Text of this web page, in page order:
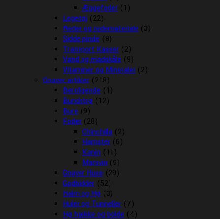
Æggefoder (1)
Legetøj (22)
Reder og redemateriale (3)
Sidde pinde (8)
Transport Kasser (2)
Vand og madskåle (9)
Vitaminer og Mineraler (2)
Gnaver artikler (218)
Beroligende (1)
Bundstrø (12)
Bure (9)
Foder (28)
Chinchilla (2)
Hamster (6)
Kanin (11)
Marsvin (9)
Gnaver Huse (29)
Godbidder (52)
Halm og Hø (3)
Huler og Tunneller (7)
Hø hække og bolde (4)